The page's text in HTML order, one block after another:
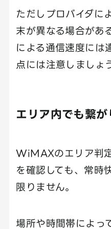
ただしプロバイダに
末が異なる場合があ
による通信速度には
点には注意しましょ
エリア内でも繋
WiMAXのエリア判
を確認しても、常時
限りません。
場所や時間帯によっ